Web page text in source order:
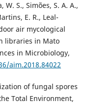
W. S., Simões, S. A. A.,
E. R., Leal-
air mycological
libraries in Mato
in Microbiology,
aim.2018.84022
of fungal spores
Total Environment,